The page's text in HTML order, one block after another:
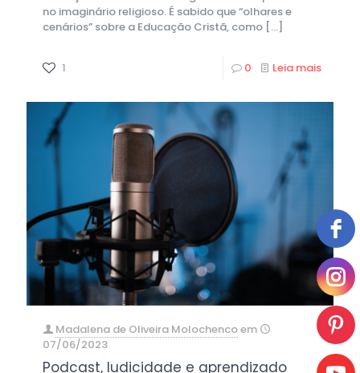
no imaginário religioso. É sabido que “olhares e
cenários” sobre a Educação Cristã, como […]
1 0 Leia mais
Madalena de Oliveira Molochencoem
07/06/2023
Podcast, ludicidade e aprendizado